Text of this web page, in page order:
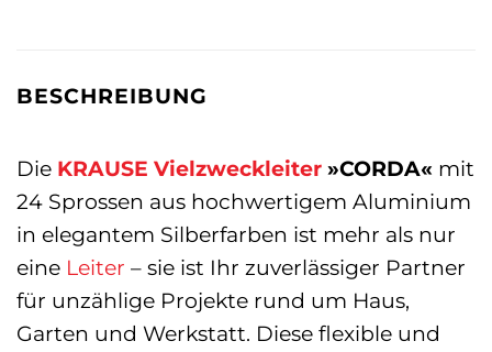
BESCHREIBUNG
Die KRAUSE Vielzweckleiter »CORDA« mit
24 Sprossen aus hochwertigem Aluminium
in elegantem Silberfarben ist mehr als nur
eine Leiter – sie ist Ihr zuverlässiger Partner
für unzählige Projekte rund um Haus,
Garten und Werkstatt. Diese flexible und